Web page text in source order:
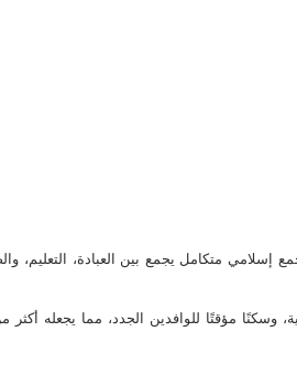
وسكنًا مؤقتًا للوافدين الجدد، مما يجعله